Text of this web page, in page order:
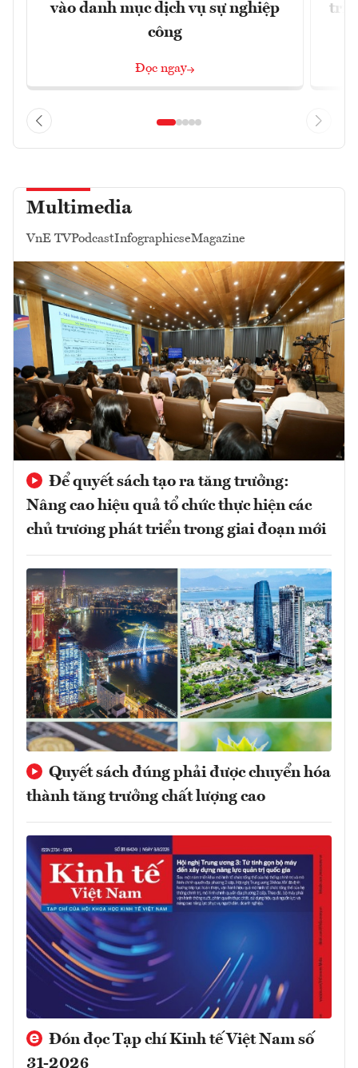
vào danh mục dịch vụ sự nghiệp
công
Đọc ngay
trị
Multimedia
VnE TVPodcastInfographicseMagazine
Để quyết sách tạo ra tăng trưởng:
Nâng cao hiệu quả tổ chức thực hiện các
chủ trương phát triển trong giai đoạn mới
Quyết sách đúng phải được chuyển hóa
thành tăng trưởng chất lượng cao
Đón đọc Tạp chí Kinh tế Việt Nam số
31-2026